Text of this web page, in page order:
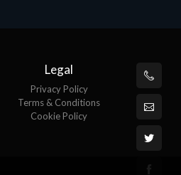
Legal
Privacy Policy
Terms & Conditions
Cookie Policy